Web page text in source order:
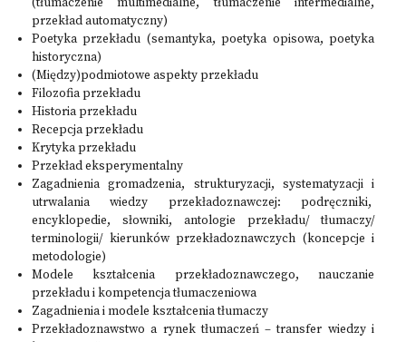
(tłumaczenie multimedialne, tłumaczenie intermedialne,
przekład automatyczny)
Poetyka przekładu (semantyka, poetyka opisowa, poetyka
historyczna)
(Między)podmiotowe aspekty przekładu
Filozofia przekładu
Historia przekładu
Recepcja przekładu
Krytyka przekładu
Przekład eksperymentalny
Zagadnienia gromadzenia, strukturyzacji, systematyzacji i
utrwalania wiedzy przekładoznawczej: podręczniki,
encyklopedie, słowniki, antologie przekładu/ tłumaczy/
terminologii/ kierunków przekładoznawczych (koncepcje i
metodologie)
Modele kształcenia przekładoznawczego, nauczanie
przekładu i kompetencja tłumaczeniowa
Zagadnienia i modele kształcenia tłumaczy
Przekładoznawstwo a rynek tłumaczeń – transfer wiedzy i